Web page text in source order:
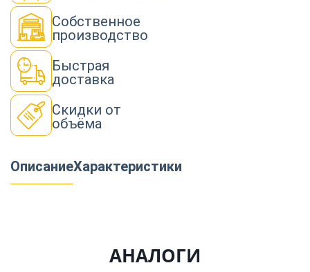
Собственное
производство
Быстрая
доставка
Скидки от
объёма
ОписаниеХарактеристики
АНАЛОГИ